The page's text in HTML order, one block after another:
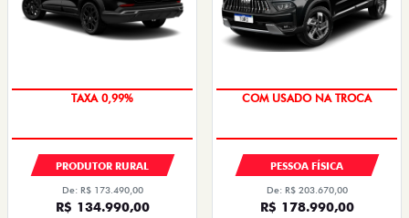
TAXA 0,99%
PRODUTOR RURAL
De: R$ 173.490,00
R$ 134.990,00
COM USADO NA TROCA
PESSOA FÍSICA
De: R$ 203.670,00
R$ 178.990,00